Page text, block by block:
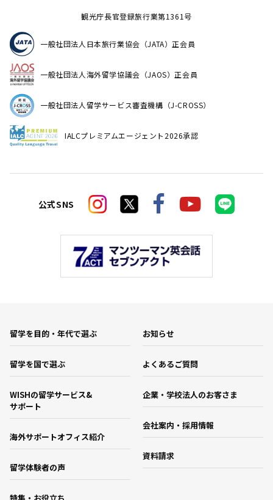
観光庁長官登録旅行業第1361号
一般社団法人日本旅行業協会（JATA）正会員
一般社団法人海外留学協議会（JAOS）正会員
一般社団法人留学サービス審査機構（J-CROSS）
IALCプレミアムエージェント2026承認
公式SNS
留学を目的・年代で選ぶ
留学を国で選ぶ
WISHの留学サービス&
サポート
海外サポートオフィス紹介
留学体験者の声
お知らせ
よくあるご質問
企業・学校法人のお客さま
会社案内・採用情報
資料請求